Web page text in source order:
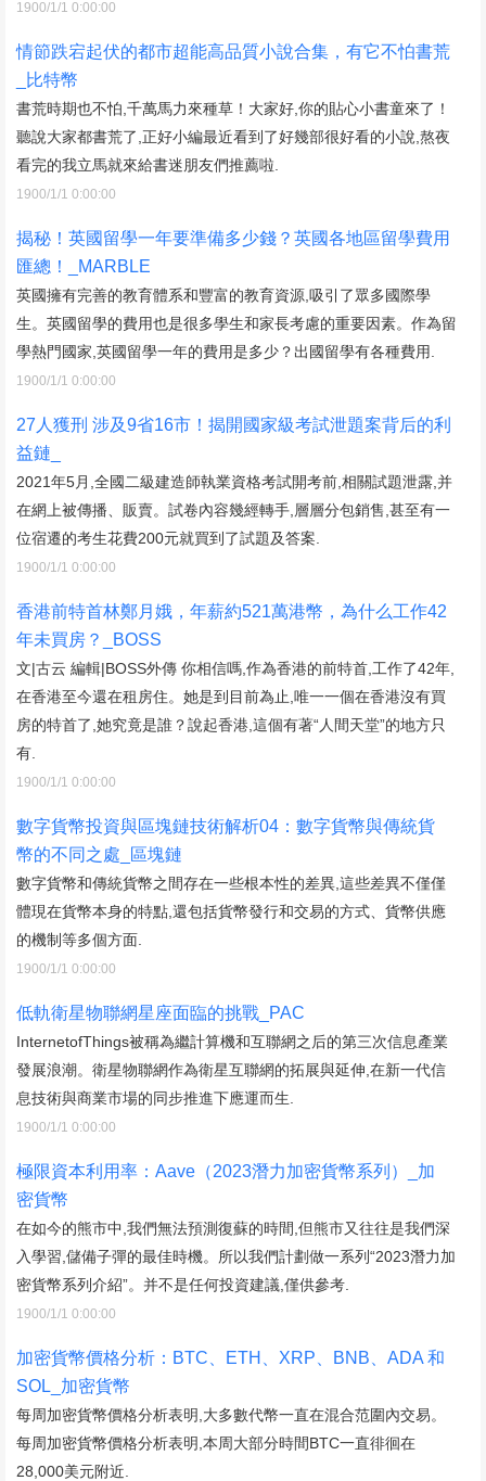
1900/1/1 0:00:00
情節跌宕起伏的都市超能高品質小說合集，有它不怕書荒
_比特幣
書荒時期也不怕,千萬馬力來種草！大家好,你的貼心小書童來了！
聽說大家都書荒了,正好小編最近看到了好幾部很好看的小說,熬夜
看完的我立馬就來給書迷朋友們推薦啦.
1900/1/1 0:00:00
揭秘！英國留學一年要準備多少錢？英國各地區留學費用
匯總！_MARBLE
英國擁有完善的教育體系和豐富的教育資源,吸引了眾多國際學
生。英國留學的費用也是很多學生和家長考慮的重要因素。作為留
學熱門國家,英國留學一年的費用是多少？出國留學有各種費用.
1900/1/1 0:00:00
27人獲刑 涉及9省16市！揭開國家級考試泄題案背后的利
益鏈_
2021年5月,全國二級建造師執業資格考試開考前,相關試題泄露,并
在網上被傳播、販賣。試卷內容幾經轉手,層層分包銷售,甚至有一
位宿遷的考生花費200元就買到了試題及答案.
1900/1/1 0:00:00
香港前特首林鄭月娥，年薪約521萬港幣，為什么工作42
年未買房？_BOSS
文|古云 編輯|BOSS外傳 你相信嗎,作為香港的前特首,工作了42年,
在香港至今還在租房住。她是到目前為止,唯一一個在香港沒有買
房的特首了,她究竟是誰？說起香港,這個有著“人間天堂”的地方只
有.
1900/1/1 0:00:00
數字貨幣投資與區塊鏈技術解析04：數字貨幣與傳統貨
幣的不同之處_區塊鏈
數字貨幣和傳統貨幣之間存在一些根本性的差異,這些差異不僅僅
體現在貨幣本身的特點,還包括貨幣發行和交易的方式、貨幣供應
的機制等多個方面.
1900/1/1 0:00:00
低軌衛星物聯網星座面臨的挑戰_PAC
InternetofThings被稱為繼計算機和互聯網之后的第三次信息產業
發展浪潮。衛星物聯網作為衛星互聯網的拓展與延伸,在新一代信
息技術與商業市場的同步推進下應運而生.
1900/1/1 0:00:00
極限資本利用率：Aave（2023潛力加密貨幣系列）_加
密貨幣
在如今的熊市中,我們無法預測復蘇的時間,但熊市又往往是我們深
入學習,儲備子彈的最佳時機。所以我們計劃做一系列“2023潛力加
密貨幣系列介紹”。并不是任何投資建議,僅供參考.
1900/1/1 0:00:00
加密貨幣價格分析：BTC、ETH、XRP、BNB、ADA 和
SOL_加密貨幣
每周加密貨幣價格分析表明,大多數代幣一直在混合范圍內交易。
每周加密貨幣價格分析表明,本周大部分時間BTC一直徘徊在
28,000美元附近.